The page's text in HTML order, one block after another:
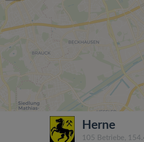
Herne
105 Betriebe,